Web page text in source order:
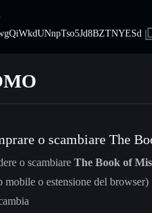
o scambiare The
o scambiare The Book of
mobile o estensione del browser)